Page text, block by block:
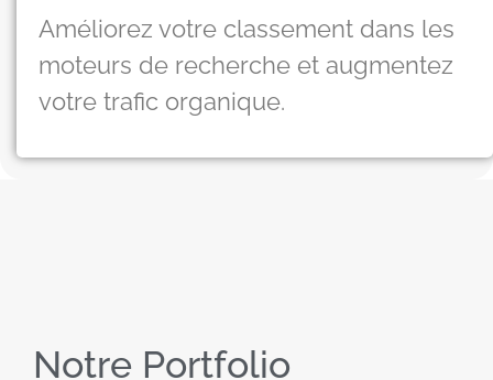
Améliorez votre classement dans les
moteurs de recherche et augmentez
votre trafic organique.
Notre Portfolio